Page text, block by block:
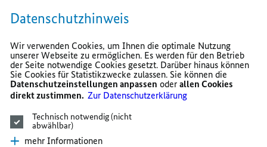
Datenschutzhinweis
Wir verwenden Cookies, um Ihnen die optimale Nutzung
unserer Webseite zu ermöglichen. Es werden für den Betrieb
der Seite notwendige Cookies gesetzt. Darüber hinaus können
Sie Cookies für Statistikzwecke zulassen. Sie können die
Datenschutzeinstellungen anpassen oderallen Cookies
direkt zustimmen.Zur Datenschutzerklärung
Technisch notwendig (nicht
abwählbar)
mehr Informationen